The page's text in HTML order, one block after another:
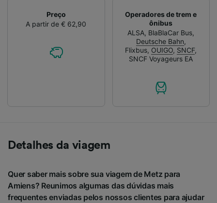
Preço
A partir de € 62,90
Operadores de trem e
ônibus
ALSA, BlaBlaCar Bus,
Deutsche Bahn,
Flixbus, OUIGO, SNCF,
SNCF Voyageurs EA
Detalhes da viagem
Quer saber mais sobre sua viagem de Metz para
Amiens? Reunimos algumas das dúvidas mais
frequentes enviadas pelos nossos clientes para ajudar